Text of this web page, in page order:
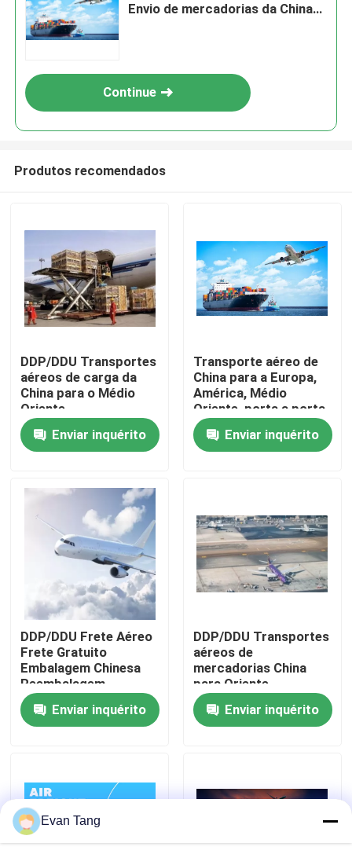
Para casa
Produtos
Vídeos
Sobre nós
Visita à fábrica
Controle de qualidade
Contacte-nos
serviços internacionais da transmissão do frete
Aquisição transfronteiriça
Envio de mercadorias da China
Continue
Produtos recomendados
DDP/DDU Transportes
aéreos de carga da
China para o Médio
Oriente
Enviar inquérito
Transporte aéreo de
China para a Europa,
América, Médio
Oriente, porta a porta
Enviar inquérito
DDP/DDU Frete Aéreo
Frete Gratuito
Embalagem Chinesa
Reembalagem
Enviar inquérito
DDP/DDU Transportes
aéreos de
mercadorias China
para Oriente
Médio/EAU/África do
Sul/DubaiEnviar inquérito
Evan Tang